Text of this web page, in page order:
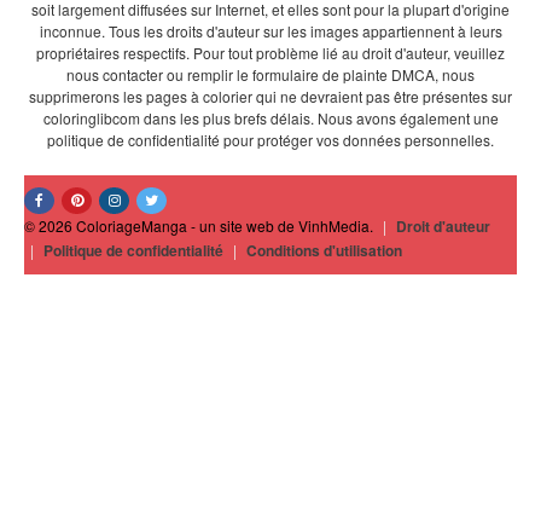
soit largement diffusées sur Internet, et elles sont pour la plupart d'origine
inconnue. Tous les droits d'auteur sur les images appartiennent à leurs
propriétaires respectifs. Pour tout problème lié au droit d'auteur, veuillez
nous contacter ou remplir le formulaire de plainte DMCA, nous
supprimerons les pages à colorier qui ne devraient pas être présentes sur
coloringlibcom dans les plus brefs délais. Nous avons également une
politique de confidentialité pour protéger vos données personnelles.
© 2026 ColoriageManga - un site web de VinhMedia. | Droit d'auteur
| Politique de confidentialité | Conditions d'utilisation